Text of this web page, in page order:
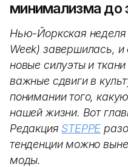
минимализма до
Нью-Йоркская
Week) завершилась, и
новые силуэты и
важные сдвиги в
понимании того,
нашей жизни. Вот
Редакция STEPPE
тенденции можно
моды.